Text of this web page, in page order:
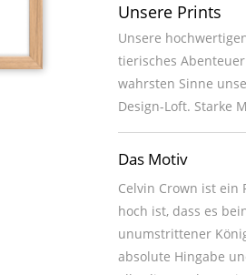
Unsere Prints
Unsere
tierisches
wahrsten Sinne
Design-Loft. Starke
Das Motiv
Celvin Crown ist ein
hoch ist, dass es
unumstrittener
absolute Hingabe